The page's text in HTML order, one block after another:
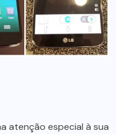
atenção especial à sua